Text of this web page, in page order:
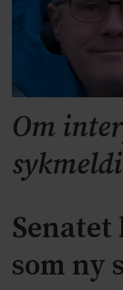
Om
som ny